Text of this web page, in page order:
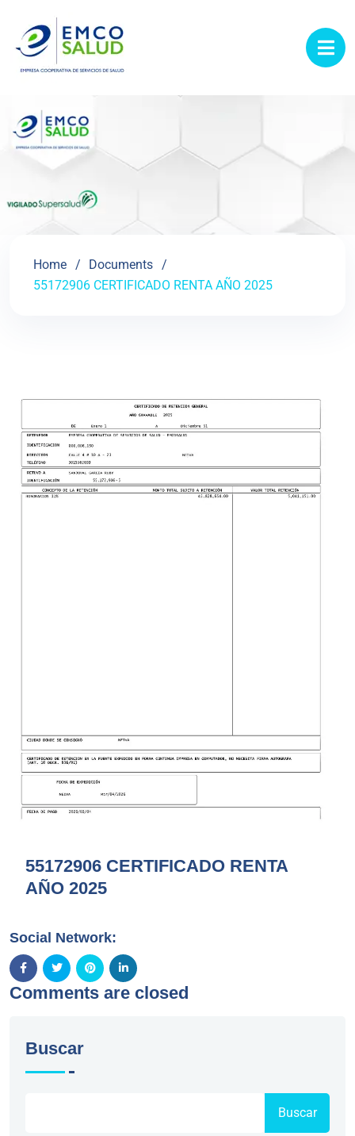
Home
Documents
55172906 CERTIFICADO RENTA AÑO 2025
55172906 CERTIFICADO RENTA
AÑO 2025
Social Network:
Comments are closed
Buscar
Buscar